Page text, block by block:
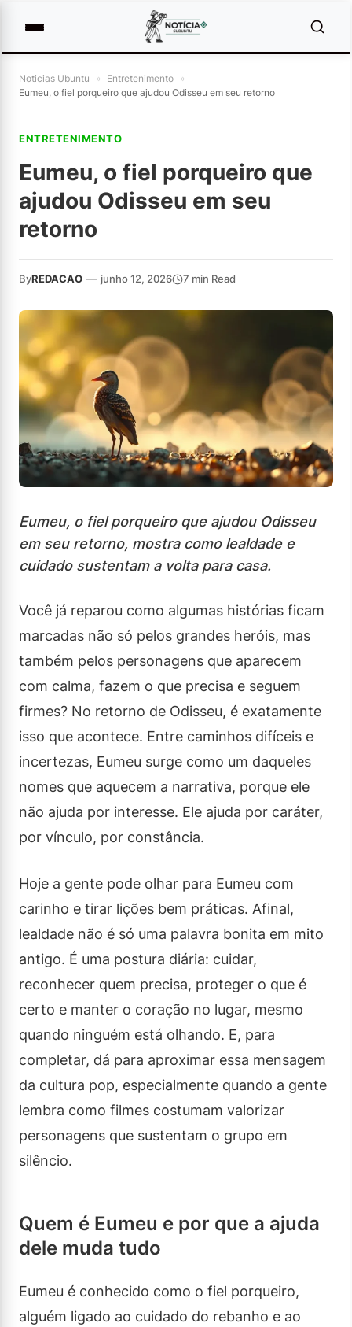
Noticias Ubuntu » Entretenimento »
Eumeu, o fiel porqueiro que ajudou Odisseu em seu retorno
ENTRETENIMENTO
Eumeu, o fiel porqueiro que
ajudou Odisseu em seu
retorno
ByREDACAO — junho 12, 2026 7 min Read
Eumeu, o fiel porqueiro que ajudou Odisseu
em seu retorno, mostra como lealdade e
cuidado sustentam a volta para casa.
Você já reparou como algumas histórias ficam
marcadas não só pelos grandes heróis, mas
também pelos personagens que aparecem
com calma, fazem o que precisa e seguem
firmes? No retorno de Odisseu, é exatamente
isso que acontece. Entre caminhos difíceis e
incertezas, Eumeu surge como um daqueles
nomes que aquecem a narrativa, porque ele
não ajuda por interesse. Ele ajuda por caráter,
por vínculo, por constância.
Hoje a gente pode olhar para Eumeu com
carinho e tirar lições bem práticas. Afinal,
lealdade não é só uma palavra bonita em mito
antigo. É uma postura diária: cuidar,
reconhecer quem precisa, proteger o que é
certo e manter o coração no lugar, mesmo
quando ninguém está olhando. E, para
completar, dá para aproximar essa mensagem
da cultura pop, especialmente quando a gente
lembra como filmes costumam valorizar
personagens que sustentam o grupo em
silêncio.
Quem é Eumeu e por que a ajuda
dele muda tudo
Eumeu é conhecido como o fiel porqueiro,
alguém ligado ao cuidado do rebanho e ao